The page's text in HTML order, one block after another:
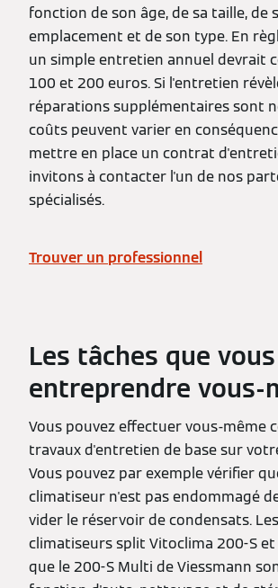
fonction de son âge, de sa taille, de
emplacement et de son type. En
un simple entretien annuel devrait
100 et 200 euros. Si l'entretien
réparations supplémentaires sont
coûts peuvent varier en
mettre en place un contrat
invitons à contacter l'un de nos
spécialisés.
Trouver un professionnel
Les tâches que
entreprendre vous-
Vous pouvez effectuer vous-même
travaux d'entretien de base sur
Vous pouvez par exemple vérifier
climatiseur n'est pas endommagé
vider le réservoir de condensats. Les
climatiseurs split Vitoclima 200-S et
que le 200-S Multi de Viessmann